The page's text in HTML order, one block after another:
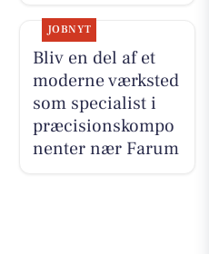
JOBNYT
Bliv en del af et
moderne værksted
som specialist i
præcisionskompo
nenter nær Farum